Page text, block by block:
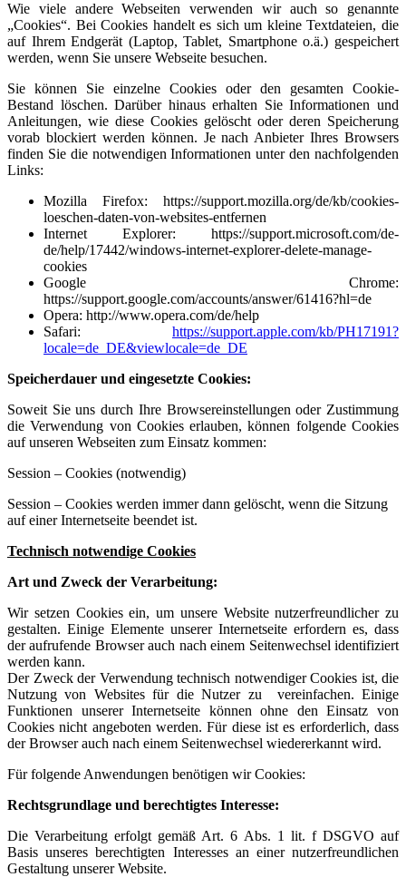
Wie viele andere Webseiten verwenden wir auch so genannte
„Cookies“. Bei Cookies handelt es sich um kleine Textdateien, die
auf Ihrem Endgerät (Laptop, Tablet, Smartphone o.ä.) gespeichert
werden, wenn Sie unsere Webseite besuchen.
Sie können Sie einzelne Cookies oder den gesamten Cookie-
Bestand löschen. Darüber hinaus erhalten Sie Informationen und
Anleitungen, wie diese Cookies gelöscht oder deren Speicherung
vorab blockiert werden können. Je nach Anbieter Ihres Browsers
finden Sie die notwendigen Informationen unter den nachfolgenden
Links:
Mozilla Firefox: https://support.mozilla.org/de/kb/cookies-
loeschen-daten-von-websites-entfernen
Internet Explorer: https://support.microsoft.com/de-
de/help/17442/windows-internet-explorer-delete-manage-
cookies
Google Chrome:
https://support.google.com/accounts/answer/61416?hl=de
Opera: http://www.opera.com/de/help
Safari: https://support.apple.com/kb/PH17191?
locale=de_DE&viewlocale=de_DE
Speicherdauer und eingesetzte Cookies:
Soweit Sie uns durch Ihre Browsereinstellungen oder Zustimmung
die Verwendung von Cookies erlauben, können folgende Cookies
auf unseren Webseiten zum Einsatz kommen:
Session – Cookies (notwendig)
Session – Cookies werden immer dann gelöscht, wenn die Sitzung
auf einer Internetseite beendet ist.
Technisch notwendige Cookies
Art und Zweck der Verarbeitung:
Wir setzen Cookies ein, um unsere Website nutzerfreundlicher zu
gestalten. Einige Elemente unserer Internetseite erfordern es, dass
der aufrufende Browser auch nach einem Seitenwechsel identifiziert
werden kann.
Der Zweck der Verwendung technisch notwendiger Cookies ist, die
Nutzung von Websites für die Nutzer zu vereinfachen. Einige
Funktionen unserer Internetseite können ohne den Einsatz von
Cookies nicht angeboten werden. Für diese ist es erforderlich, dass
der Browser auch nach einem Seitenwechsel wiedererkannt wird.
Für folgende Anwendungen benötigen wir Cookies:
Rechtsgrundlage und berechtigtes Interesse:
Die Verarbeitung erfolgt gemäß Art. 6 Abs. 1 lit. f DSGVO auf
Basis unseres berechtigten Interesses an einer nutzerfreundlichen
Gestaltung unserer Website.